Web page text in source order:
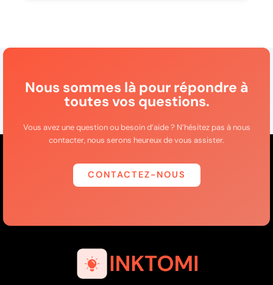
Nous sommes là pour répondre à
toutes vos questions.
Vous avez une question ou besoin d’aide ? N’hésitez pas à nous
contacter, nous serons heureux de vous assister.
CONTACTEZ-NOUS